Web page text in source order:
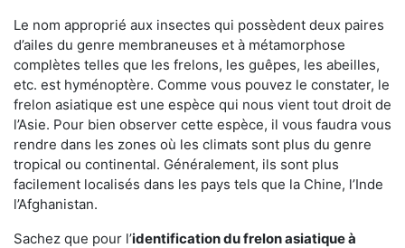
Le nom approprié aux insectes qui possèdent deux paires
d’ailes du genre membraneuses et à métamorphose
complètes telles que les frelons, les guêpes, les abeilles,
etc. est hyménoptère. Comme vous pouvez le constater, le
frelon asiatique est une espèce qui nous vient tout droit de
l’Asie. Pour bien observer cette espèce, il vous faudra vous
rendre dans les zones où les climats sont plus du genre
tropical ou continental. Généralement, ils sont plus
facilement localisés dans les pays tels que la Chine, l’Inde
l’Afghanistan.
Sachez que pour l’identification du frelon asiatiqueà